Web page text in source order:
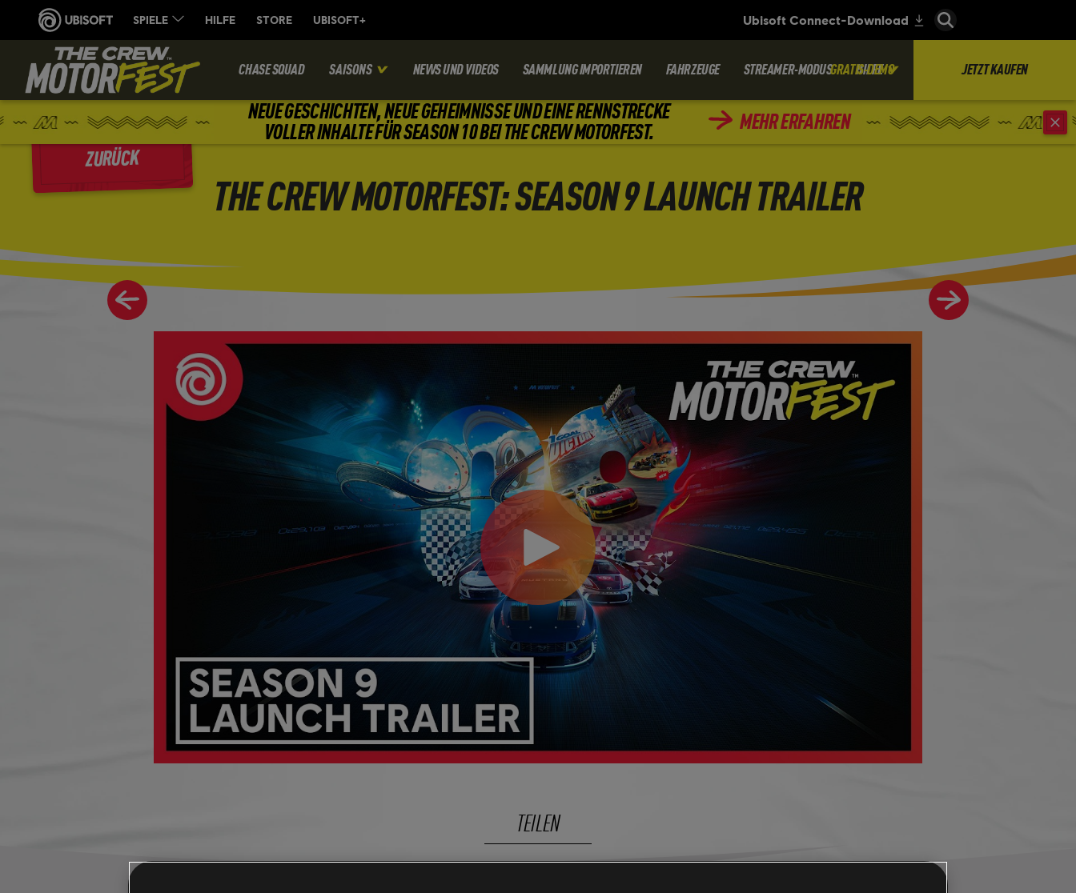
NEUE GESCHICHTEN, NEUE GEHEIMNISSE UND EINE RENNSTRECKE
VOLLER INHALTE FÜR SEASON 10 BEI THE CREW MOTORFEST.
MEHR ERFAHREN
CHASE SQUAD SAISONS NEWS UND VIDEOS SAMMLUNG IMPORTIEREN FAHRZEUGE STREAMER-MODUS HILFE
GRATIS-DEMO JETZT KAUFEN
ZURÜCK
THE CREW MOTORFEST: SEASON 9 LAUNCH TRAILER
TEILEN